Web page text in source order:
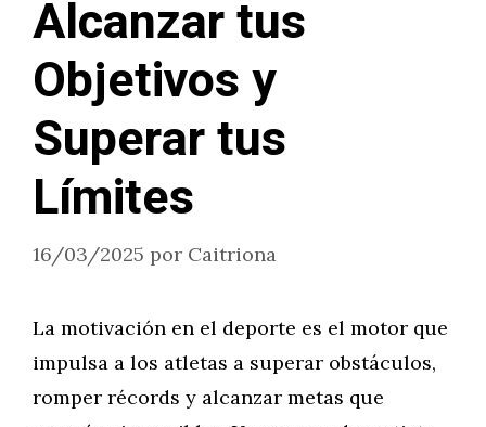
Alcanzar tus
Objetivos y
Superar tus
Límites
16/03/2025 por Caitriona
La motivación en el deporte es el motor que
impulsa a los atletas a superar obstáculos,
romper récords y alcanzar metas que